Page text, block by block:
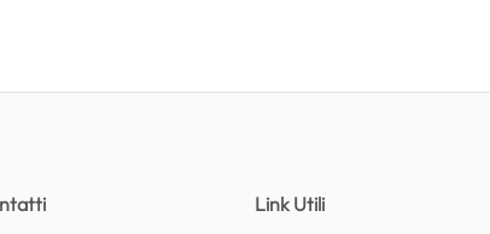
Link Utili